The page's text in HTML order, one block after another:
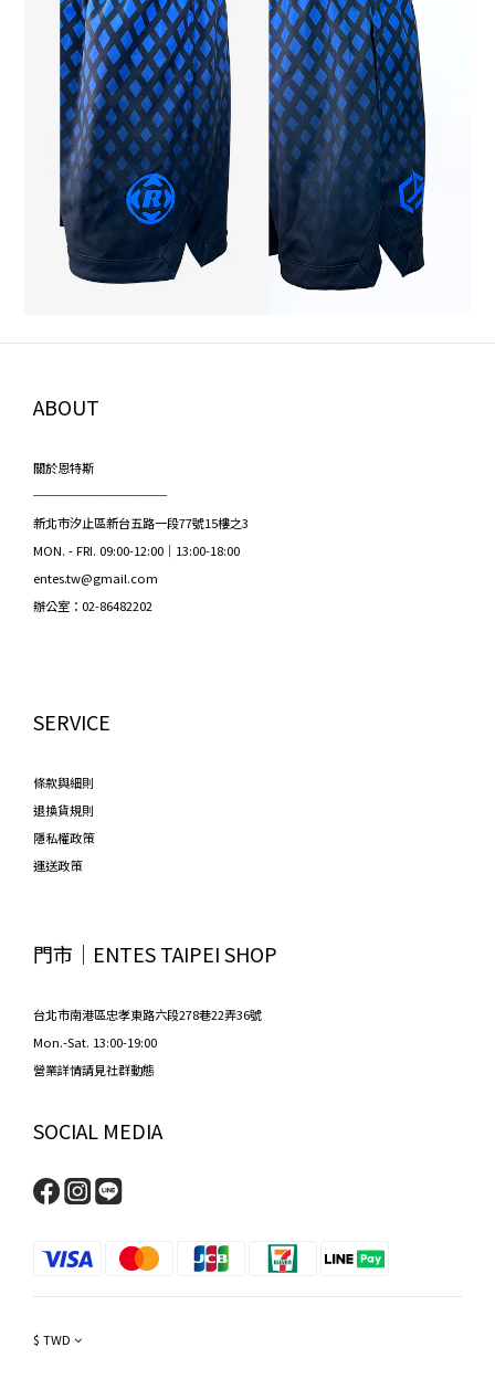
ABOUT
關於恩特斯
───────────
新北市汐止區新台五路一段77號15樓之3
MON. - FRI. 09:00-12:00｜13:00-18:00
entes.tw@gmail.com
辦公室：02-86482202
SERVICE
條款與細則
退換貨規則
隱私權政策
運送政策
門市│ENTES TAIPEI SHOP
台北市南港區忠孝東路六段278巷22弄36號
Mon.-Sat. 13:00-19:00
營業詳情請見社群動態
SOCIAL MEDIA
$ TWD